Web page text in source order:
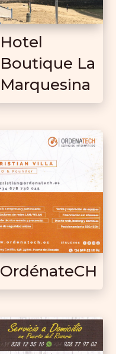
Hotel
Boutique La
Marquesina
OrdénateCH